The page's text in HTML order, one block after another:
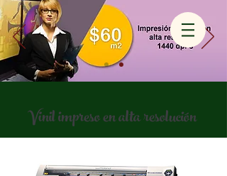
Vinil impreso en alta resolución